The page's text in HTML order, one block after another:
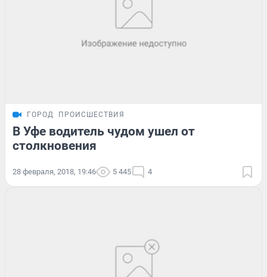
ГОРОД ПРОИСШЕСТВИЯ
В Уфе водитель чудом ушел от
столкновения
28 февраля, 2018, 19:46 5 445 4